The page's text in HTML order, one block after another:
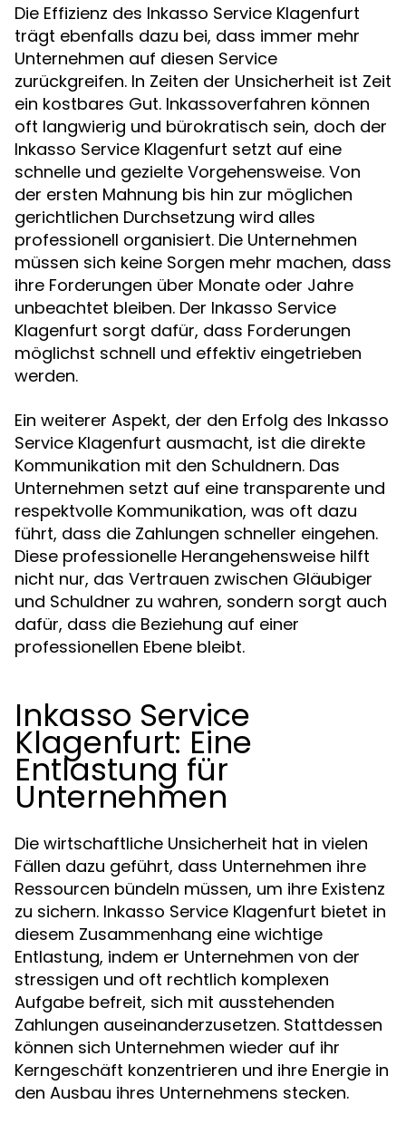
Die Effizienz des Inkasso Service Klagenfurt
trägt ebenfalls dazu bei, dass immer mehr
Unternehmen auf diesen Service
zurückgreifen. In Zeiten der Unsicherheit ist Zeit
ein kostbares Gut. Inkassoverfahren können
oft langwierig und bürokratisch sein, doch der
Inkasso Service Klagenfurt setzt auf eine
schnelle und gezielte Vorgehensweise. Von
der ersten Mahnung bis hin zur möglichen
gerichtlichen Durchsetzung wird alles
professionell organisiert. Die Unternehmen
müssen sich keine Sorgen mehr machen, dass
ihre Forderungen über Monate oder Jahre
unbeachtet bleiben. Der Inkasso Service
Klagenfurt sorgt dafür, dass Forderungen
möglichst schnell und effektiv eingetrieben
werden.
Ein weiterer Aspekt, der den Erfolg des Inkasso
Service Klagenfurt ausmacht, ist die direkte
Kommunikation mit den Schuldnern. Das
Unternehmen setzt auf eine transparente und
respektvolle Kommunikation, was oft dazu
führt, dass die Zahlungen schneller eingehen.
Diese professionelle Herangehensweise hilft
nicht nur, das Vertrauen zwischen Gläubiger
und Schuldner zu wahren, sondern sorgt auch
dafür, dass die Beziehung auf einer
professionellen Ebene bleibt.
Inkasso Service
Klagenfurt: Eine
Entlastung für
Unternehmen
Die wirtschaftliche Unsicherheit hat in vielen
Fällen dazu geführt, dass Unternehmen ihre
Ressourcen bündeln müssen, um ihre Existenz
zu sichern. Inkasso Service Klagenfurt bietet in
diesem Zusammenhang eine wichtige
Entlastung, indem er Unternehmen von der
stressigen und oft rechtlich komplexen
Aufgabe befreit, sich mit ausstehenden
Zahlungen auseinanderzusetzen. Stattdessen
können sich Unternehmen wieder auf ihr
Kerngeschäft konzentrieren und ihre Energie in
den Ausbau ihres Unternehmens stecken.